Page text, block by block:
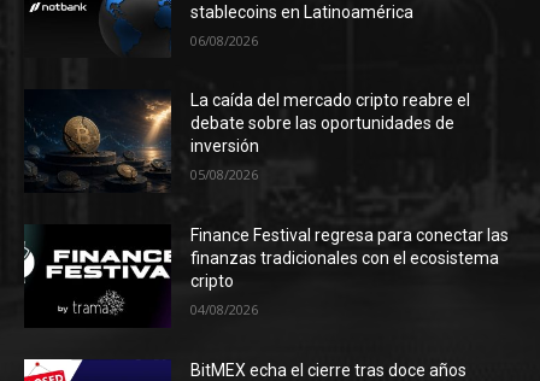
stablecoins en Latinoamérica
06/08/2026
La caída del mercado cripto reabre el
debate sobre las oportunidades de
inversión
05/08/2026
Finance Festival regresa para conectar las
finanzas tradicionales con el ecosistema
cripto
04/08/2026
BitMEX echa el cierre tras doce años